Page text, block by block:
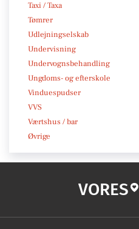
Taxi / Taxa
Tømrer
Udlejningselskab
Undervisning
Undervognsbehandling
Ungdoms- og efterskole
Vinduespudser
VVS
Værtshus / bar
Øvrige
VORES